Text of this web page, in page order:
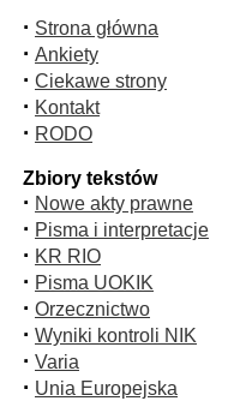
· Strona główna
· Ankiety
· Ciekawe strony
· Kontakt
· RODO
Zbiory tekstów
· Nowe akty prawne
· Pisma i interpretacje
· KR RIO
· Pisma UOKIK
· Orzecznictwo
· Wyniki kontroli NIK
· Varia
· Unia Europejska